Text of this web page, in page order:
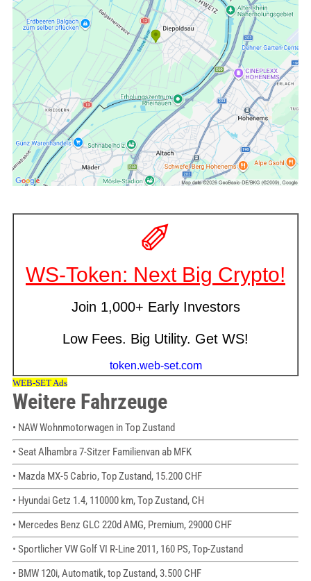
Weitere Fahrzeuge
• NAW Wohnmotorwagen in Top Zustand
• Seat Alhambra 7-Sitzer Familienvan ab MFK
• Mazda MX-5 Cabrio, Top Zustand, 15.200 CHF
• Hyundai Getz 1.4, 110000 km, Top Zustand, CH
• Mercedes Benz GLC 220d AMG, Premium, 29000 CHF
• Sportlicher VW Golf VI R-Line 2011, 160 PS, Top-Zustand
• BMW 120i, Automatik, top Zustand, 3.500 CHF